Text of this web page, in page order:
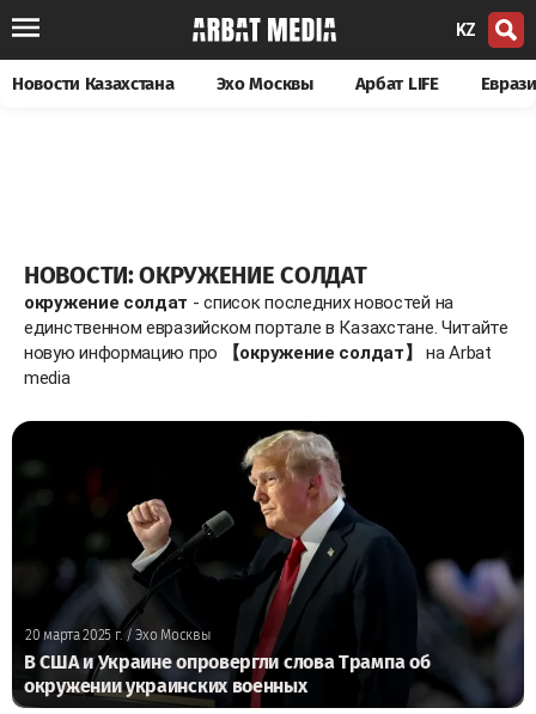
KZ
Новости Казахстана Эхо Москвы Арбат LIFE
НОВОСТИ: ОКРУЖЕНИЕ СОЛДАТ
окружение солдат - список последних новостей на
единственном евразийском портале в Казахстане. Читайте
новую информацию про
【окружение солдат】
на Arbat
media
20 марта 2025 г. / Эхо Москвы
В США и Украине опровергли слова Трампа об
окружении украинских военных